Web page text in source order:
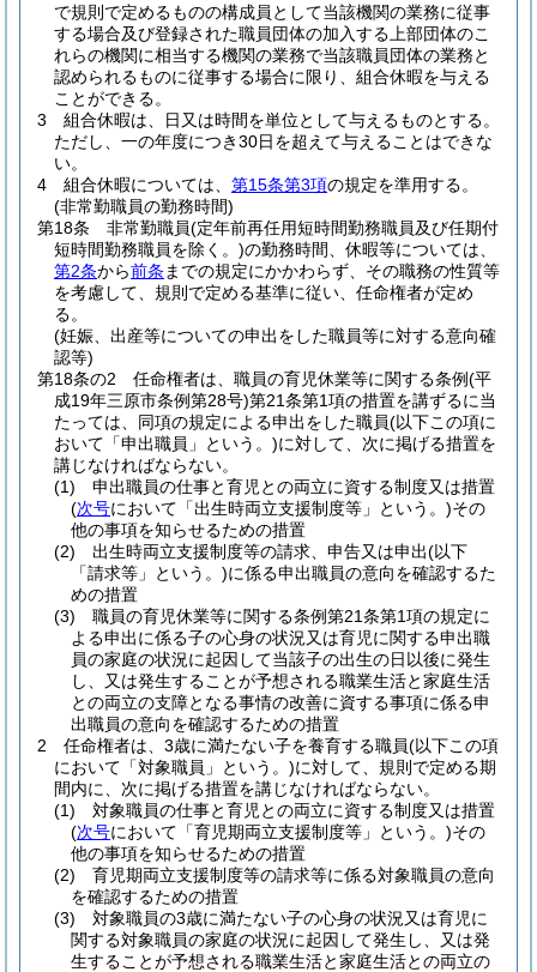
で規則で定めるものの構成員として当該機関の業務に従事
する場合及び登録された職員団体の加入する上部団体のこ
れらの機関に相当する機関の業務で当該職員団体の業務と
認められるものに従事する場合に限り、組合休暇を与える
ことができる。
3
組合休暇は、日又は時間を単位として与えるものとする。
ただし、一の年度につき30日を超えて与えることはできな
い。
4
組合休暇については、 第15条第3項の規定を準用する。
(非常勤職員の勤務時間)
第18条
非常勤職員(定年前再任用短時間勤務職員及び任期付
短時間勤務職員を除く。)の勤務時間、休暇等については、
第2条から前条 までの規定にかかわらず、その職務の性質等
を考慮して、規則で定める基準に従い、任命権者が定め
る。
(妊娠、出産等についての申出をした職員等に対する意向確
認等)
第18条の2
任命権者は、職員の育児休業等に関する条例(平
成19年三原市条例第28号)第21条第1項の措置を講ずるに当
たっては、同項の規定による申出をした職員(以下この項に
おいて「申出職員」という。)に対して、次に掲げる措置を
講じなければならない。
(1)
申出職員の仕事と育児との両立に資する制度又は措置
(次号において「出生時両立支援制度等」という。)その
他の事項を知らせるための措置
(2)
出生時両立支援制度等の請求、申告又は申出(以下
「請求等」という。)に係る申出職員の意向を確認するた
めの措置
(3)
職員の育児休業等に関する条例第21条第1項の規定に
よる申出に係る子の心身の状況又は育児に関する申出職
員の家庭の状況に起因して当該子の出生の日以後に発生
し、又は発生することが予想される職業生活と家庭生活
との両立の支障となる事情の改善に資する事項に係る申
出職員の意向を確認するための措置
2
任命権者は、3歳に満たない子を養育する職員(以下この項
において「対象職員」という。)に対して、規則で定める期
間内に、次に掲げる措置を講じなければならない。
(1)
対象職員の仕事と育児との両立に資する制度又は措置
(次号において「育児期両立支援制度等」という。)その
他の事項を知らせるための措置
(2)
育児期両立支援制度等の請求等に係る対象職員の意向
を確認するための措置
(3)
対象職員の3歳に満たない子の心身の状況又は育児に
関する対象職員の家庭の状況に起因して発生し、又は発
生することが予想される職業生活と家庭生活との両立の